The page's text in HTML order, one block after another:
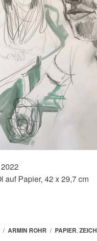
auf Papier, 42 x 29,7 cm
/ ARMIN ROHR / PAPIER,